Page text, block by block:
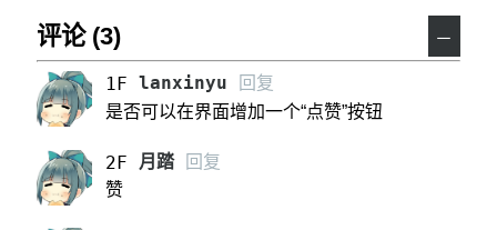
评论 (3) －
1F lanxinyu 回复
是否可以在界面增加一个“点赞”按钮
2F 月踏 回复
赞